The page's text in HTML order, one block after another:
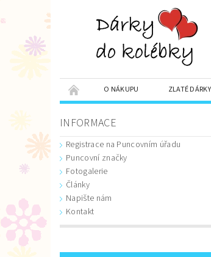
O NÁKUPU ZLATÉ DÁRKY
INFORMACE
Registrace na Puncovním úřadu
Puncovní značky
Fotogalerie
Články
Napište nám
Kontakt